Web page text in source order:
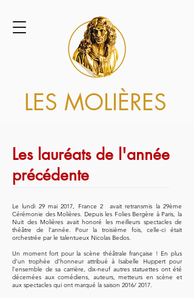
LES MOLIÈRES
Les lauréats de l'année
précédente
Le lundi 29 mai 2017, France 2 avait retransmis la 29ème
Cérémonie des Molières. Depuis les Folies Bergère à Paris, la
Nuit des Molières avait honoré les meilleurs spectacles de
théâtre de l’année. Pour la troisième fois, celle-ci était
orchestrée par le talentueux Nicolas Bedos.
Un moment fort pour la scène théâtrale française ! En plus
d’un trophée d’honneur attribué à Isabelle Huppert pour
l’ensemble de sa carrière, dix-neuf autres statuettes ont été
décernées aux comédiens, auteurs, metteurs en scène et
aux spectacles qui ont marqué la saison 2016/ 2017.